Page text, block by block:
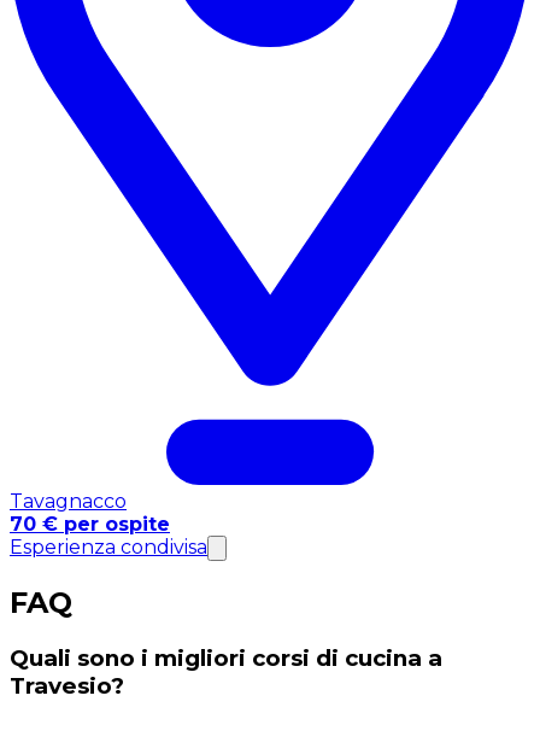
Tavagnacco
70 € per ospite
Esperienza condivisa
FAQ
Quali sono i migliori corsi di cucina a
Travesio?